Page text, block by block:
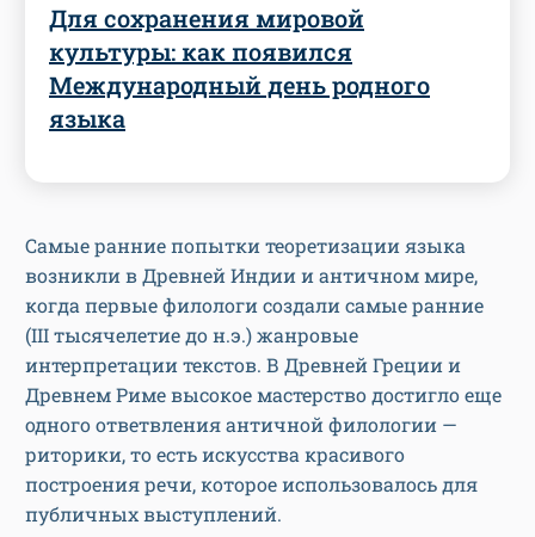
Для сохранения мировой
культуры: как появился
Международный день родного
языка
Самые ранние попытки теоретизации языка
возникли в Древней Индии и античном мире,
когда первые филологи создали самые ранние
(III тысячелетие до н.э.) жанровые
интерпретации текстов. В Древней Греции и
Древнем Риме высокое мастерство достигло еще
одного ответвления античной филологии —
риторики, то есть искусства красивого
построения речи, которое использовалось для
публичных выступлений.